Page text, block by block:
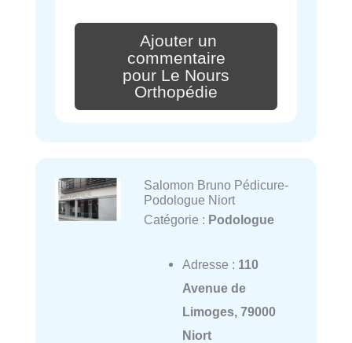
Ajouter un
commentaire
pour Le Nours
Orthopédie
Salomon Bruno Pédicure-
Podologue Niort
Catégorie : Podologue
Adresse : 110
Avenue de
Limoges, 79000
Niort